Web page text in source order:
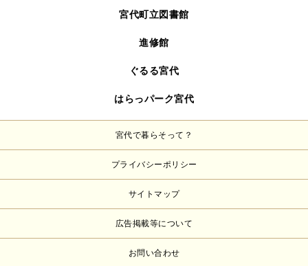
宮代町立図書館
進修館
ぐるる宮代
はらっパーク宮代
宮代で暮らそって？
プライバシーポリシー
サイトマップ
広告掲載等について
お問い合わせ